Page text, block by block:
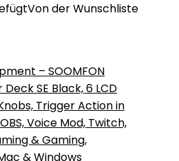
Von der Wunschliste